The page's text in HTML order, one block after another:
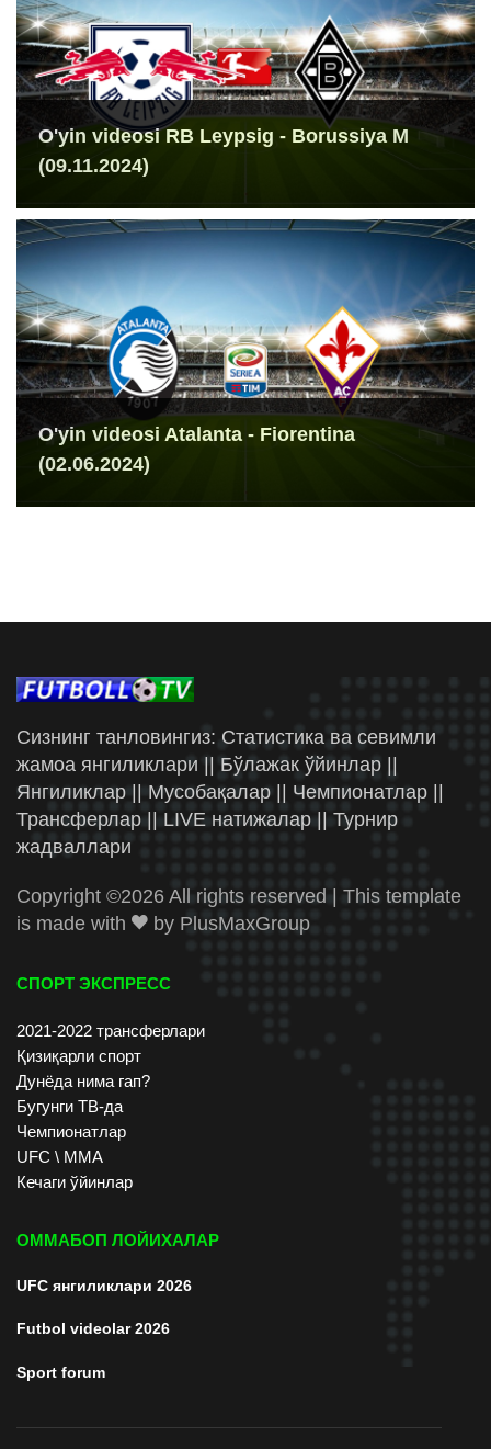
O'yin videosi RB Leypsig - Borussiya M
(09.11.2024)
O'yin videosi Atalanta - Fiorentina
(02.06.2024)
Сизнинг танловингиз: Статистика ва севимли
жамоа янгиликлари || Бўлажак ўйинлар ||
Янгиликлар || Мусобақалар || Чемпионатлар ||
Трансферлар || LIVE натижалар || Турнир
жадваллари
Copyright ©2026 All rights reserved | This template
is made with
by PlusMaxGroup
СПОРТ ЭКСПРЕСС
2021-2022 трансферлари
Қизиқарли спорт
Дунёда нима гап?
Бугунги ТВ-да
Чемпионатлар
UFC \ ММА
Кечаги ўйинлар
ОММАБОП ЛОЙИХАЛАР
UFC янгиликлари 2026
Futbol videolar 2026
Sport forum